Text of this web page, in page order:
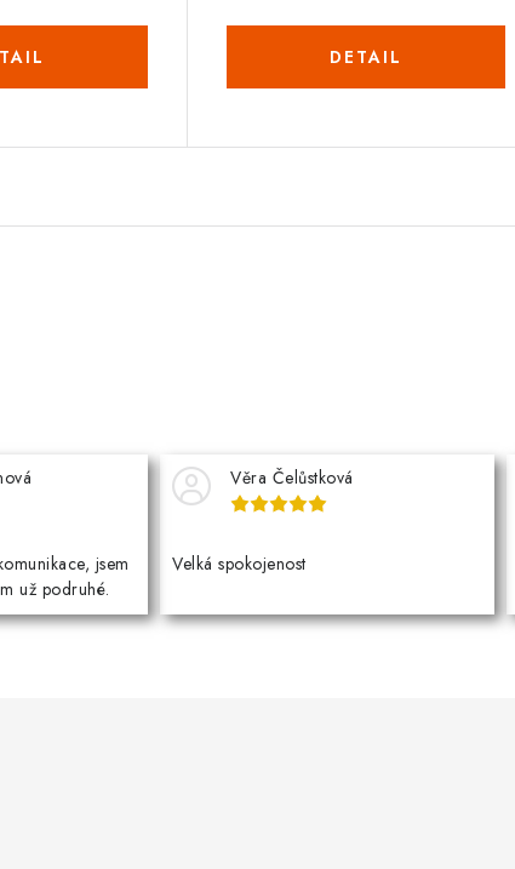
jsem
už podruhé.
Věra Čelůstková
Velká spokojenost